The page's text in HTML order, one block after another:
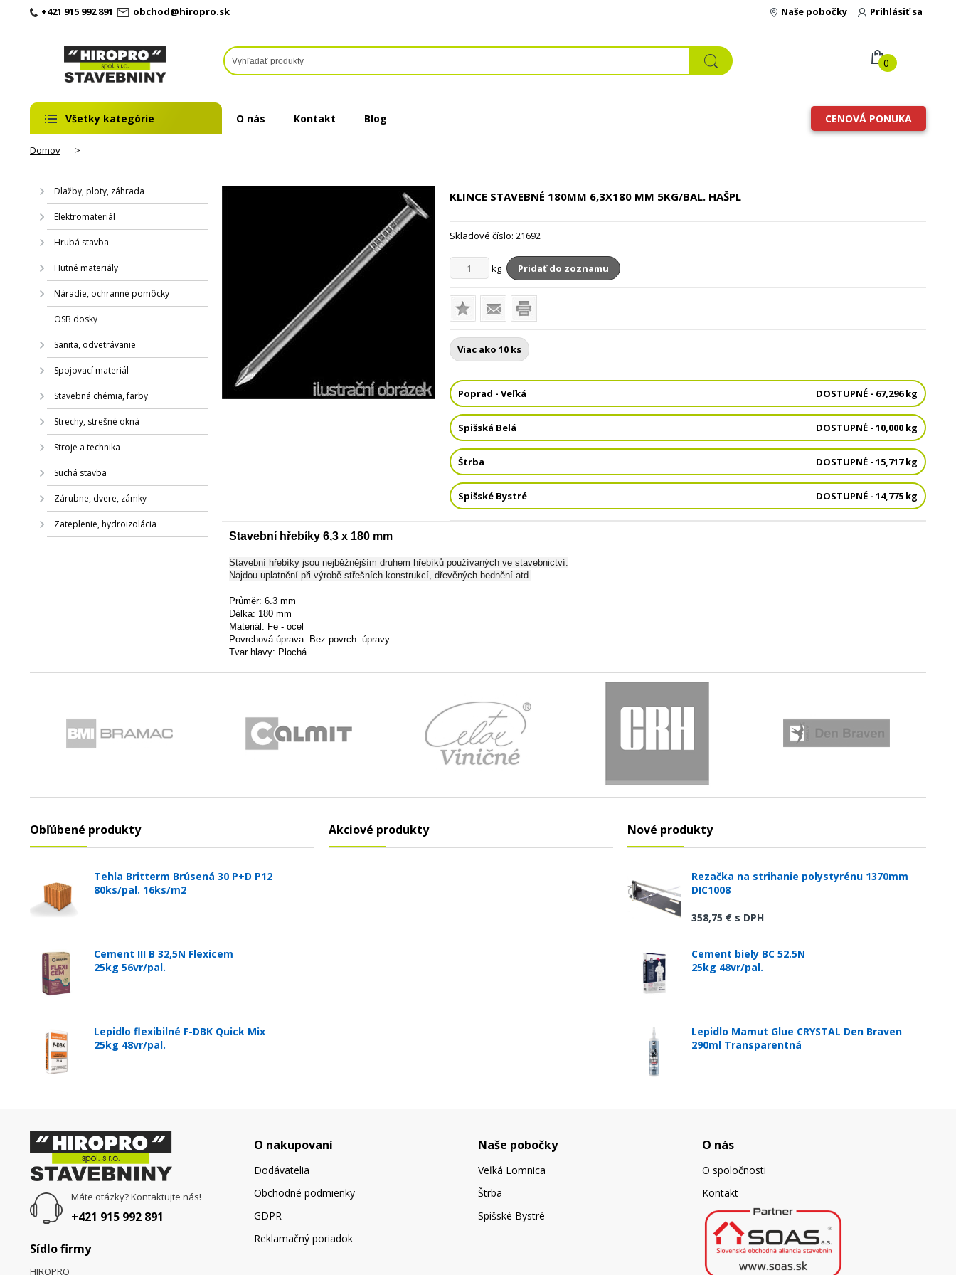
+421 915 992 891 obchod@hiropro.sk Prihlásiť sa
Naše pobočky
0
Všetky kategórie O nás Kontakt Blog CENOVÁ PONUKA
Domov >
Dlažby, ploty, záhrada
Elektromateriál
Hrubá stavba
Hutné materiály
Náradie, ochranné pomôcky
OSB dosky
Sanita, odvetrávanie
Spojovací materiál
Stavebná chémia, farby
Strechy, strešné okná
Stroje a technika
Suchá stavba
Zárubne, dvere, zámky
Zateplenie, hydroizolácia
KLINCE STAVEBNÉ 180MM 6,3X180 MM 5KG/BAL. HAŠPL
Skladové číslo: 21692
kg Pridať do zoznamu
Viac ako 10 ks
Poprad - Veľká DOSTUPNÉ - 67,296 kg
Spišská Belá DOSTUPNÉ - 10,000 kg
Štrba DOSTUPNÉ - 15,717 kg
Spišské Bystré DOSTUPNÉ - 14,775 kg
Stavební hřebíky 6,3 x 180 mm
Stavební hřebíky jsou nejběžnějším druhem hřebíků používaných ve stavebnictví.
Najdou uplatnění při výrobě střešních konstrukcí, dřevěných bednění atd.
Průměr: 6.3 mm
Délka: 180 mm
Materiál: Fe - ocel
Povrchová úprava: Bez povrch. úpravy
Tvar hlavy: Plochá
Obľúbené produkty
Tehla Britterm Brúsená 30 P+D P12
80ks/pal. 16ks/m2
Cement III B 32,5N Flexicem
25kg 56vr/pal.
Lepidlo flexibilné F-DBK Quick Mix
25kg 48vr/pal.
Akciové produkty Nové produkty
Rezačka na strihanie polystyrénu 1370mm
DIC1008
358,75 € s DPH
Cement biely BC 52.5N
25kg 48vr/pal.
Lepidlo Mamut Glue CRYSTAL Den Braven
290ml Transparentná
Máte otázky? Kontaktujte nás!
+421 915 992 891
Sídlo firmy
HIROPRO
O nakupovaní
Dodávatelia
Obchodné podmienky
GDPR
Reklamačný poriadok
Naše pobočky
Veľká Lomnica
Štrba
Spišské Bystré
O nás
O spoločnosti
Kontakt